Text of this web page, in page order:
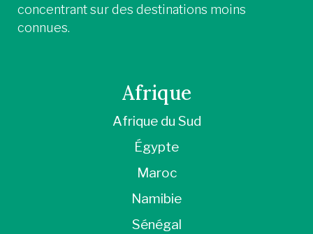
concentrant sur des destinations moins
connues.
Afrique
Afrique du Sud
Égypte
Maroc
Namibie
Sénégal